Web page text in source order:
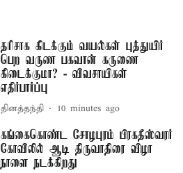
தரிசாக கிடக்கும் வயல்கள் புத்துயிர்
பெற வருண பகவான் கருணை
கிடைக்குமா? - விவசாயிகள்
எதிர்பார்ப்பு
தினத்தந்தி 10 minutes ago
கங்கைகொண்ட சோழபுரம் பிரகதீஸ்வரர்
கோவிலில் ஆடி திருவாதிரை விழா
நாளை நடக்கிறது